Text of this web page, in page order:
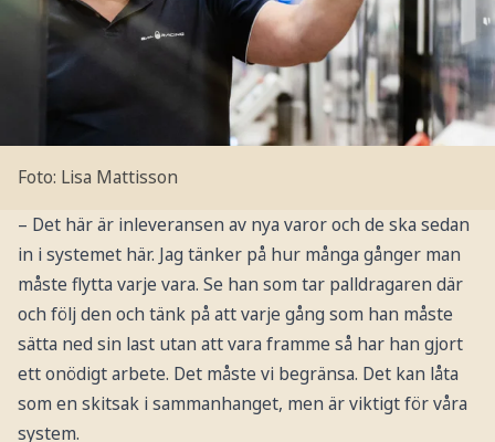
Foto: Lisa Mattisson
– Det här är inleveransen av nya varor och de ska sedan
in i systemet här. Jag tänker på hur många gånger man
måste flytta varje vara. Se han som tar palldragaren där
och följ den och tänk på att varje gång som han måste
sätta ned sin last utan att vara framme så har han gjort
ett onödigt arbete. Det måste vi begränsa. Det kan låta
som en skitsak i sammanhanget, men är viktigt för våra
system.